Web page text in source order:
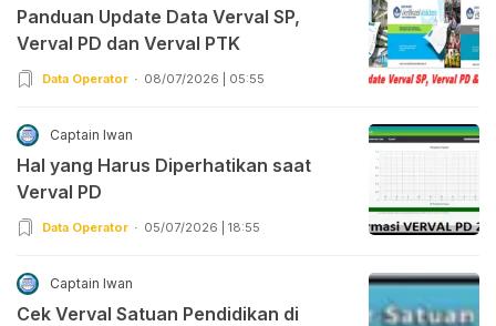
Panduan Update Data Verval SP,
Verval PD dan Verval PTK
Data Operator 08/07/2026 | 05:55
Captain Iwan
Hal yang Harus Diperhatikan saat
Verval PD
Data Operator 05/07/2026 | 18:55
Captain Iwan
Cek Verval Satuan Pendidikan di